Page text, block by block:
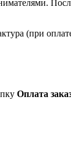
(при
Оплата